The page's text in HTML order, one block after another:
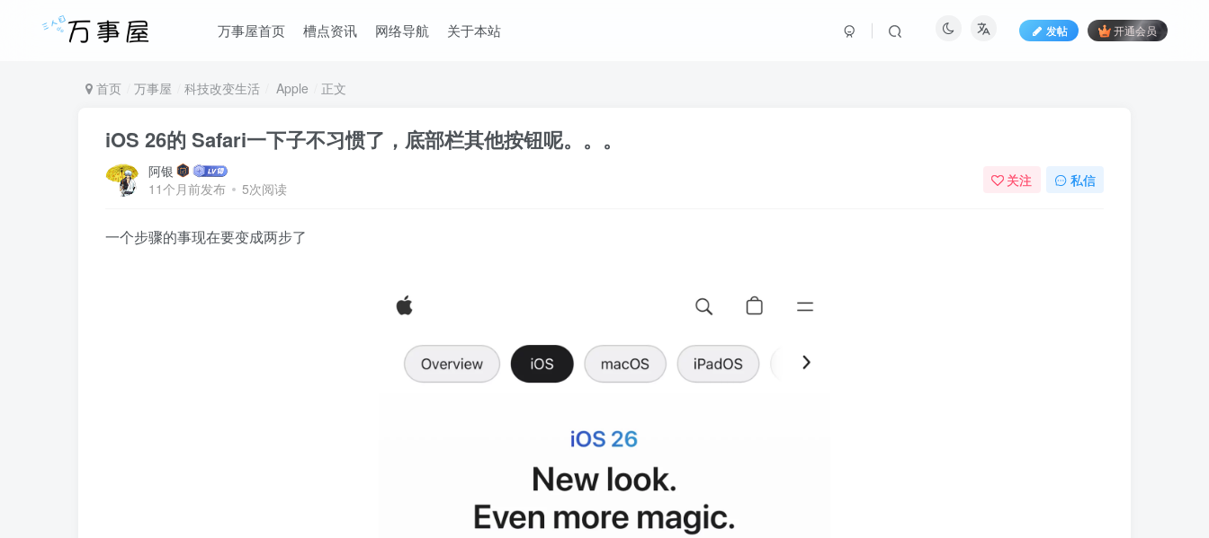
万事屋首页 槽点资讯 网络导航 关于本站 发帖 开通会员
首页 万事屋 科技改变生活 Apple 正文
iOS 26的 Safari一下子不习惯了，底部栏其他按钮呢。。。
阿银
11个月前发布
5次阅读 关注 私信
一个步骤的事现在要变成两步了